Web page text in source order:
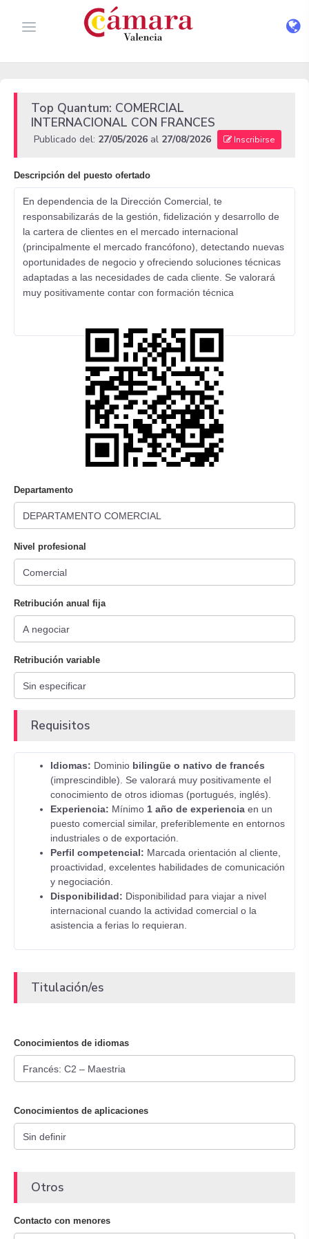
Top Quantum: COMERCIAL
INTERNACIONAL CON FRANCES
Publicado del: 27/05/2026 al 27/08/2026 Inscribirse
Descripción del puesto ofertado
En dependencia de la Dirección Comercial, te
responsabilizarás de la gestión, fidelización y desarrollo de
la cartera de clientes en el mercado internacional
(principalmente el mercado francófono), detectando nuevas
oportunidades de negocio y ofreciendo soluciones técnicas
adaptadas a las necesidades de cada cliente. Se valorará
muy positivamente contar con formación técnica
Departamento
Nivel profesional
Retribución anual fija
Retribución variable
Requisitos
Idiomas: Dominio bilingüe o nativo de francés
(imprescindible). Se valorará muy positivamente el
conocimiento de otros idiomas (portugués, inglés).
Experiencia: Mínimo 1 año de experiencia en un
puesto comercial similar, preferiblemente en entornos
industriales o de exportación.
Perfil competencial: Marcada orientación al cliente,
proactividad, excelentes habilidades de comunicación
y negociación.
Disponibilidad: Disponibilidad para viajar a nivel
internacional cuando la actividad comercial o la
asistencia a ferias lo requieran.
Titulación/es
Conocimientos de idiomas
Conocimientos de aplicaciones
Otros
Contacto con menores